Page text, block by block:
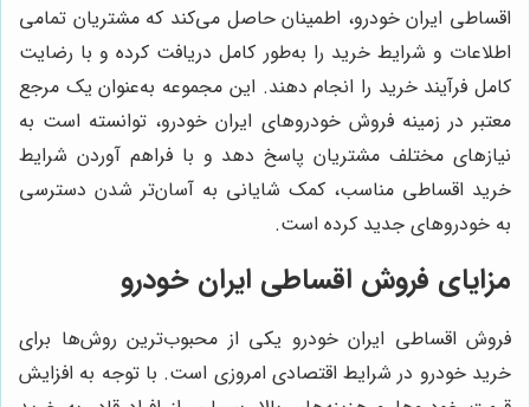
اقساطی ایران خودرو، اطمینان حاصل می‌کند که مشتریان تمامی
اطلاعات و شرایط خرید را به‌طور کامل دریافت کرده و با رضایت
کامل فرآیند خرید را انجام دهند. این مجموعه به‌عنوان یک مرجع
معتبر در زمینه فروش خودروهای ایران خودرو، توانسته است به
نیازهای مختلف مشتریان پاسخ دهد و با فراهم آوردن شرایط
خرید اقساطی مناسب، کمک شایانی به آسان‌تر شدن دسترسی
به خودروهای جدید کرده است.
مزایای فروش اقساطی ایران خودرو
فروش اقساطی ایران خودرو یکی از محبوب‌ترین روش‌ها برای
خرید خودرو در شرایط اقتصادی امروزی است. با توجه به افزایش